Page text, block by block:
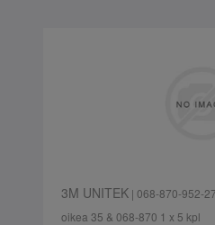
3M UNITEK| 068-870-952-
oikea 35 & 068-870 1 x 5 kpl